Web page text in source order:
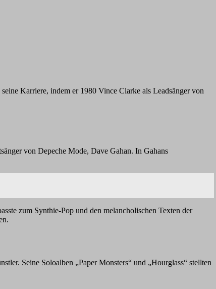
Karriere, indem er 1980 Vince Clarke als Leadsänger von
von Depeche Mode, Dave Gahan. In Gahans
zum Synthie-Pop und den melancholischen Texten der
Seine Soloalben „Paper Monsters“ und „Hourglass“ stellten